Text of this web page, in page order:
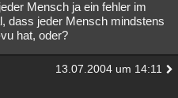
Mensch ja ein fehler im
dass jeder Mensch mindstens
hat, oder?
13.07.2004 um 14:11